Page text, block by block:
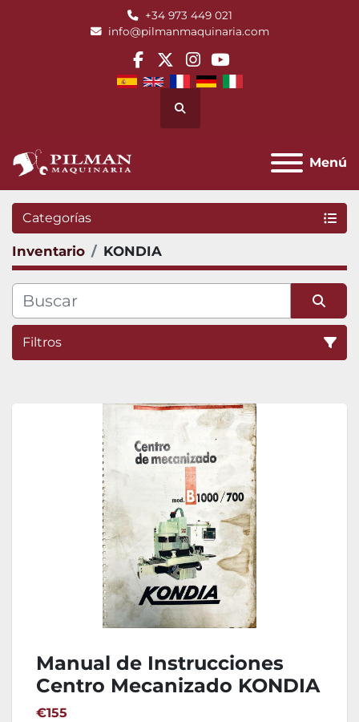
+34 973 449 021
info@pilmanmaquinaria.com
facebook
twitterinstagram
youtube
Buscar
Menú
Categorías
Inventario KONDIA
Filtros
Manual de Instrucciones
Centro Mecanizado KONDIA
B-1000 + Esquemas +
€155